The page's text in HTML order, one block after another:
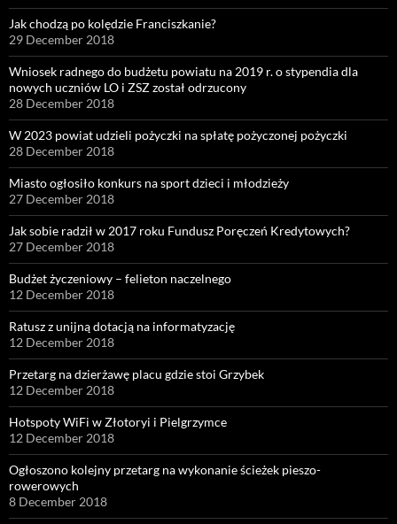
Jak chodzą po kolędzie Franciszkanie?
29 December 2018
Wniosek radnego do budżetu powiatu na 2019 r. o stypendia dla
nowych uczniów LO i ZSZ został odrzucony
28 December 2018
W 2023 powiat udzieli pożyczki na spłatę pożyczonej pożyczki
28 December 2018
Miasto ogłosiło konkurs na sport dzieci i młodzieży
27 December 2018
Jak sobie radził w 2017 roku Fundusz Poręczeń Kredytowych?
27 December 2018
Budżet życzeniowy – felieton naczelnego
12 December 2018
Ratusz z unijną dotacją na informatyzację
12 December 2018
Przetarg na dzierżawę placu gdzie stoi Grzybek
12 December 2018
Hotspoty WiFi w Złotoryi i Pielgrzymce
12 December 2018
Ogłoszono kolejny przetarg na wykonanie ścieżek pieszo-
rowerowych
8 December 2018